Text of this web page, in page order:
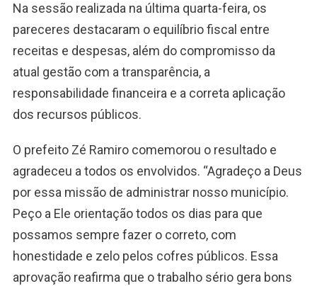
Na sessão realizada na última quarta-feira, os
pareceres destacaram o equilíbrio fiscal entre
receitas e despesas, além do compromisso da
atual gestão com a transparência, a
responsabilidade financeira e a correta aplicação
dos recursos públicos.
O prefeito Zé Ramiro comemorou o resultado e
agradeceu a todos os envolvidos. “Agradeço a Deus
por essa missão de administrar nosso município.
Peço a Ele orientação todos os dias para que
possamos sempre fazer o correto, com
honestidade e zelo pelos cofres públicos. Essa
aprovação reafirma que o trabalho sério gera bons